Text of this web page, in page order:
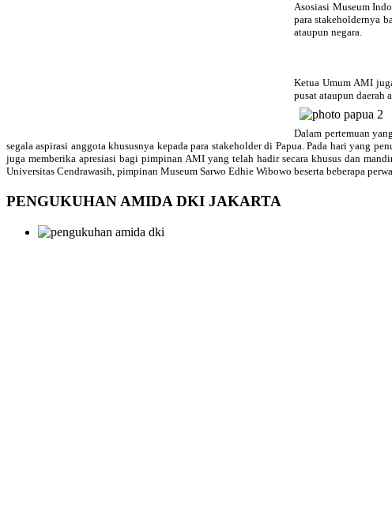
Asosiasi Museum
para stakeholdernya
ataupun negara.
Ketua Umum AMI
pusat ataupun daerah
Dalam pertemuan
segala aspirasi anggota khususnya kepada para stakeholder di Papua. Pada hari yang
juga memberika apresiasi bagi pimpinan AMI yang telah hadir secara khusus dan
Universitas Cendrawasih, pimpinan Museum Sarwo Edhie Wibowo beserta beberapa
PENGUKUHAN AMIDA DKI JAKARTA